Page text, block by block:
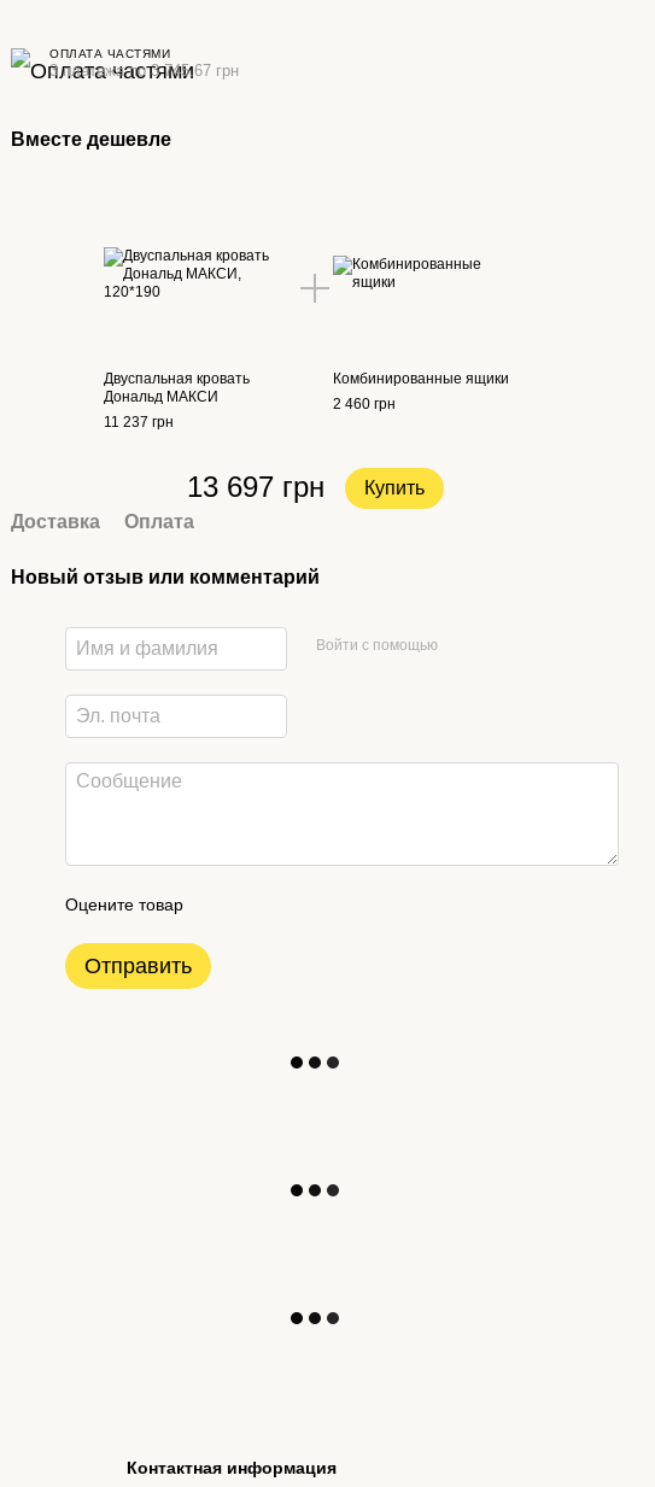
ОПЛАТА ЧАСТЯМИ
3 платежа по 3 745.67 грн
Вместе дешевле
Двуспальная кровать
Дональд МАКСИ
11 237 грн
Комбинированные ящики
2 460 грн
13 697 грн
Купить
Доставка
Оплата
Новый отзыв или комментарий
Войти с помощью
Оцените товар
Отправить
Контактная информация